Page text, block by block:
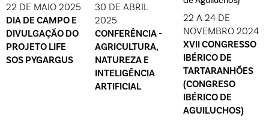
22 DE MAIO 2025
DIA DE CAMPO E
DIVULGAÇÃO DO
PROJETO LIFE
SOS PYGARGUS
30 DE ABRIL
2025
CONFERÊNCIA -
AGRICULTURA,
NATUREZA E
INTELIGÊNCIA
ARTIFICIAL
22 A 24 DE
NOVEMBRO 2024
XVII CONGRESSO
IBÉRICO DE
TARTARANHÕES
(CONGRESO
IBÉRICO DE
AGUILUCHOS)